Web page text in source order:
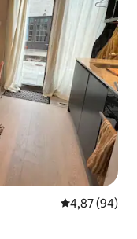
Évaluation
4,87 (94)